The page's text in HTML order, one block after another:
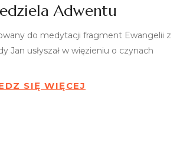
Adwentu
do medytacji fragment Ewangelii z
Jan usłyszał w więzieniu o czynach
SIĘ WIĘCEJ